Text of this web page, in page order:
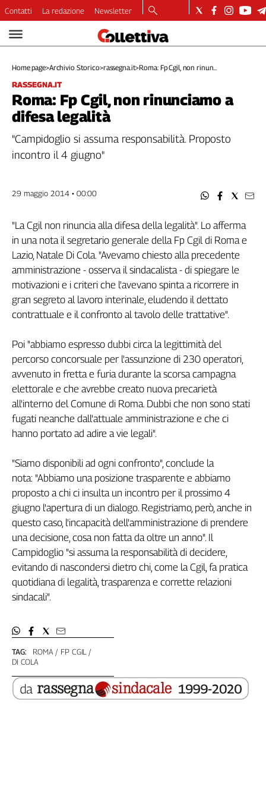
Video
Dirette
Longform
Copertine
Economia
Lavoro
Ambiente
Italia
Culture
Categorie
Filcams
Filctem
Fillea
Filt
Fisac
Flai
Nidil
Slc
Inca
Caaf
Speciali
G8
il
sangue
della
ragione
Cgil
Collettiva
Academy
Collettiva
Play
Contatti La redazione Newsletter
Home page>Archivio Storico>rassegna.it>Roma: Fp Cgil, non rinun...
RASSEGNA.IT
Roma: Fp Cgil, non rinunciamo a
difesa legalità
"Campidoglio si assuma responsabilità. Proposto
incontro il 4 giugno"
29 maggio 2014 • 00:00
TAG: ROMA
FP CGIL
DI COLA
"La Cgil non rinuncia alla difesa della legalità". Lo afferma
in una nota il segretario generale della Fp Cgil di Roma e
Lazio, Natale Di Cola. "Avevamo chiesto alla precedente
amministrazione - osserva il sindacalista - di spiegare le
motivazioni e i criteri che l'avevano spinta a ricorrere in
gran segreto al lavoro interinale, eludendo il dettato
contrattuale e il confronto al tavolo delle trattative".
Poi "abbiamo espresso dubbi circa la legittimità del
percorso concorsuale per l'assunzione di 230 operatori,
avvenuto in fretta e furia durante la scorsa campagna
elettorale e che avrebbe creato nuova precarietà
all'interno del Comune di Roma. Dubbi che non sono stati
fugati neanche dall'attuale amministrazione e che ci
hanno portato ad adire a vie legali".
"Siamo disponibili ad ogni confronto", conclude la
nota: "Abbiamo una posizione trasparente e abbiamo
proposto a chi ci insulta un incontro per il prossimo 4
giugno l'apertura di un dialogo. Registriamo, però, anche in
questo caso, l'incapacità dell'amministrazione di prendere
una decisione, cosa non fatta da oltre un anno". Il
Campidoglio "si assuma la responsabilità di decidere,
evitando di nascondersi dietro chi, come la Cgil, fa pratica
quotidiana di legalità, trasparenza e corrette relazioni
sindacali".